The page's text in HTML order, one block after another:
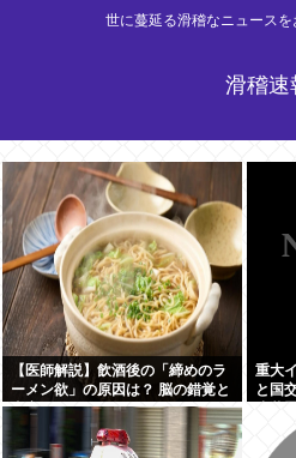
世に蔓延る滑稽なニュース
滑稽速
【医師解説】飲酒後の「締めのラ
ーメン欲」の原因は？ 脳の錯覚と
真実
重大
と国
止装
たト
に通知